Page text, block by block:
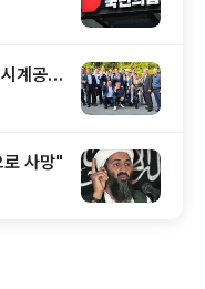
계공장
로 사망"